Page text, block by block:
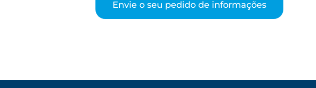
Envie o seu pedido de informações